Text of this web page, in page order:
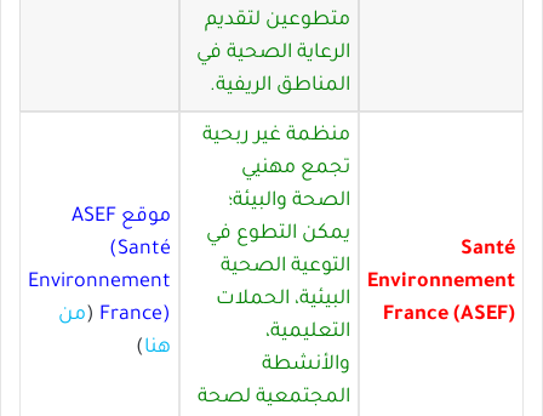
متطوعين لتقديم
الرعاية الصحية في
المناطق الريفية.
Santé
Environnement
France (ASEF)
منظمة غير ربحية
تجمع مهنيي
الصحة والبيئة؛
يمكن التطوع في
التوعية الصحية
البيئية، الحملات
التعليمية،
والأنشطة
المجتمعية لصحة
موقع ASEF
(Santé
Environnement
France)
(من
هنا)